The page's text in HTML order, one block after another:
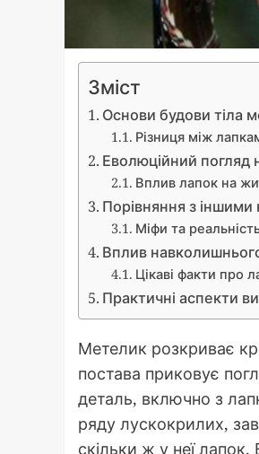
Зміст
Основи будови тіла
Різниця між
Еволюційний погляд
Вплив лапок на
Порівняння з
Міфи та
Вплив
Цікаві факти про
Практичні аспекти
Метелик розкриває
постава приковує
деталь, включно з
ряду лускокрилих,
скільки ж у неї